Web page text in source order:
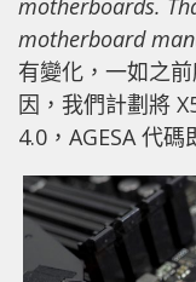
motherboard
有變化，一如之
因，我們計劃將
4.0，AGESA 代